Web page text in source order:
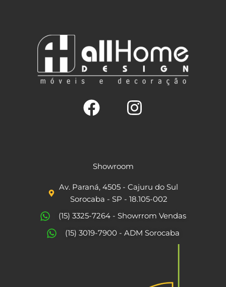
c
e
b
o
o
t
a
g
r
Showroom
Av. Paraná, 4505 - Cajuru do Sul
Sorocaba - SP - 18.105-002
(15) 3325-7264 - Showrrom Vendas
(15) 3019-7900 - ADM Sorocaba